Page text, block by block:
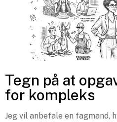
Tegn på at
for kompleks
Jeg vil anbefale en fagmand,